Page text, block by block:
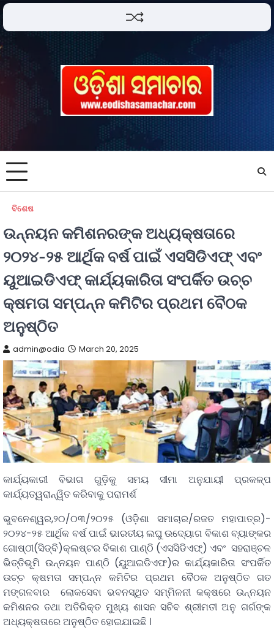
ବିଶେଷ
ଉନ୍ନୟନ କମିଶନରଙ୍କ ଅଧ୍ୟକ୍ଷତାରେ
୨୦୨୪-୨୫ ଆର୍ଥିକ ବର୍ଷ ପାଇଁ ଏସସିଡିଏଫ୍ ଏବଂ
ୟୁଆଇଡିଏଫ୍ କାର୍ଯ୍ୟକାରିତା ସଂପର୍କିତ ଉଚ୍ଚ
କ୍ଷମତା ସମ୍ପନ୍ନ କମିଟିର ପ୍ରଥମ ବୈଠକ
ଅନୁଷ୍ଠିତ
admin@odia March 20, 2025
କାର୍ଯ୍ୟକାରୀ ବିଭାଗ ଗୁଡ଼ିକୁ ସମୟ ସୀମା ଅନୁଯାୟୀ ପ୍ରକଳ୍ପ
କାର୍ଯ୍ୟତ୍ୱରାନ୍ୱିତ କରିବାକୁ ପରାମର୍ଶ
ଭୁବନେଶ୍ୱର,୨୦/୦୩/୨୦୨୫ (ଓଡ଼ିଶା ସମାଚାର/ରଜତ ମହାପାତ୍ର)-
୨୦୨୪-୨୫ ଆର୍ଥିକ ବର୍ଷ ପାଇଁ ଭାରତୀୟ ଲଘୁ ଉଦ୍ୟୋଗ ବିକାଶ ବ୍ୟାଙ୍କର
ଗୋଷ୍ଠୀ(ସିଡ୍ବି)କ୍ଲଷ୍ଟର ବିକାଶ ପାଣ୍ଠି (ଏସସିଡିଏଫ୍) ଏବଂ ସହରାଞ୍ଚଳ
ଭିତ୍ତିଭୂମି ଉନ୍ନୟନ ପାଣ୍ଠି (ୟୁଆଇଡିଏଫ)ର କାର୍ଯ୍ୟକାରିତା ସଂପର୍କିତ
ଉଚ୍ଚ କ୍ଷମତା ସମ୍ପନ୍ନ କମିଟିର ପ୍ରଥମ ବୈଠକ ଅନୁଷ୍ଠିତ ଗତ
ମଙ୍ଗଳବାର ଲୋକସେବା ଭବନସ୍ଥିତ ସମ୍ମିଳନୀ କକ୍ଷରେ ଉନ୍ନୟନ
କମିଶନର ତଥା ଅତିରିକ୍ତ ମୁଖ୍ୟ ଶାସନ ସଚିବ ଶ୍ରୀମତୀ ଅନୁ ଗର୍ଗଙ୍କ
ଅଧ୍ୟକ୍ଷତାରେ ଅନୁଷ୍ଠିତ ହୋଇଯାଇଛି ।